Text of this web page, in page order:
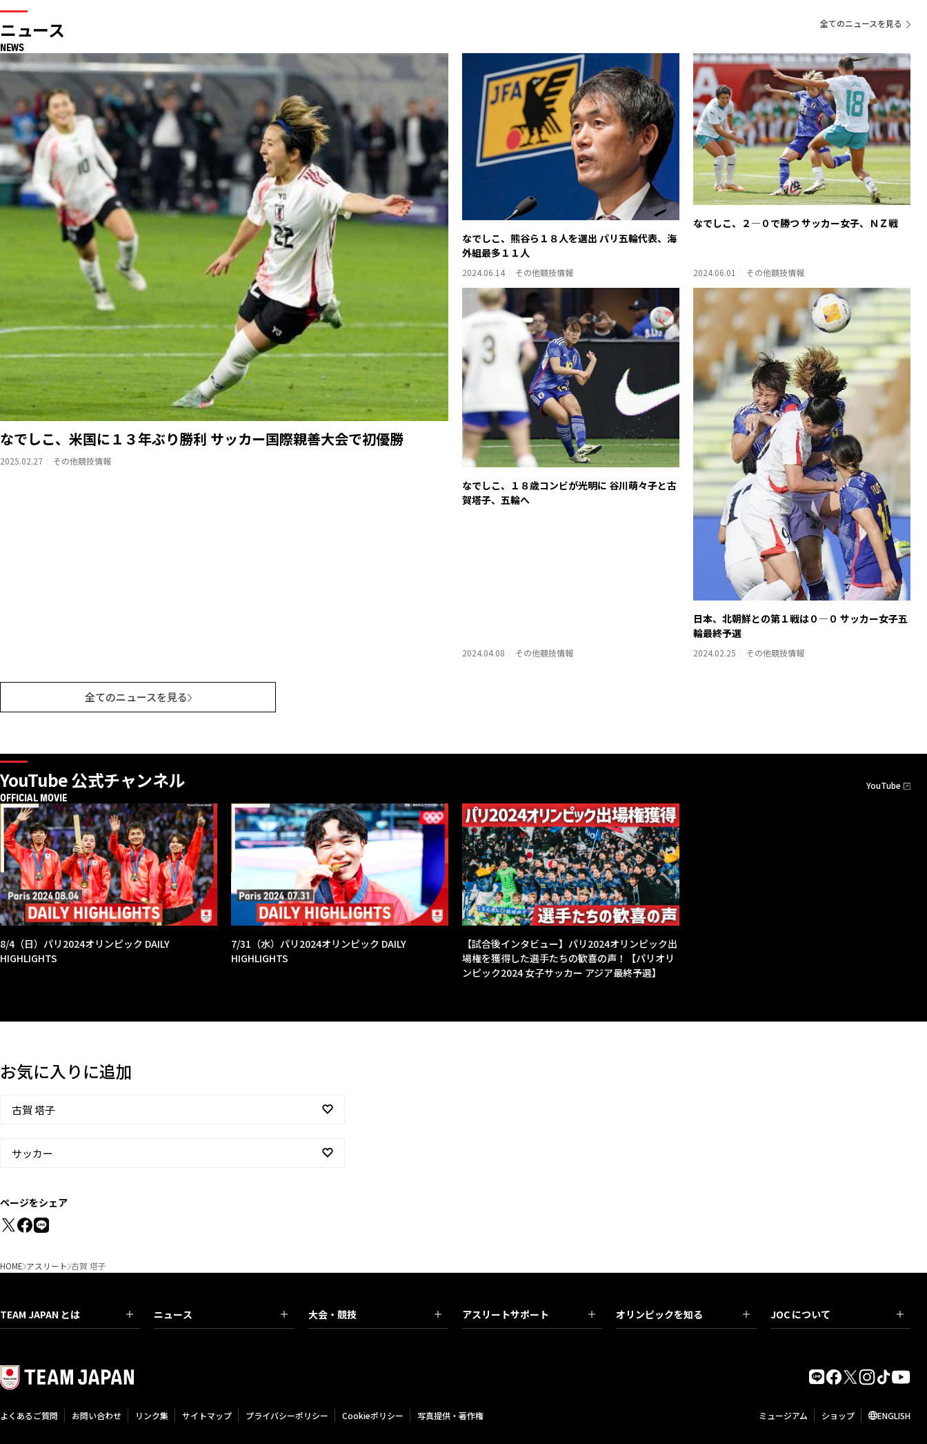
ニュース
NEWS
全てのニュースを見る
なでしこ、米国に１３年ぶり勝利 サッカー国際親善大会で初優勝
2025.02.27 その他競技情報
なでしこ、熊谷ら１８人を選出 パリ五輪代表、海
外組最多１１人
2024.06.14 その他競技情報
なでしこ、２―０で勝つ サッカー女子、ＮＺ戦
2024.06.01 その他競技情報
なでしこ、１８歳コンビが光明に 谷川萌々子と古
賀塔子、五輪へ
2024.04.08 その他競技情報
日本、北朝鮮との第１戦は０―０ サッカー女子五
輪最終予選
2024.02.25 その他競技情報
全てのニュースを見る
YouTube 公式チャンネル
OFFICIAL MOVIE
YouTube
8/4（日）パリ2024オリンピック DAILY
HIGHLIGHTS
7/31（水）パリ2024オリンピック DAILY
HIGHLIGHTS
【試合後インタビュー】パリ2024オリンピック出
場権を獲得した選手たちの歓喜の声！【パリオリ
ンピック2024 女子サッカー アジア最終予選】
お気に入りに追加
古賀 塔子
サッカー
ページをシェア
HOME アスリート 古賀 塔子
TEAM JAPAN とは ニュース 大会・競技 アスリートサポート オリンピックを知る JOC について
よくあるご質問 お問い合わせ リンク集 サイトマップ プライバシーポリシー Cookieポリシー 写真提供・著作権 ミュージアム ショップ ENGLISH